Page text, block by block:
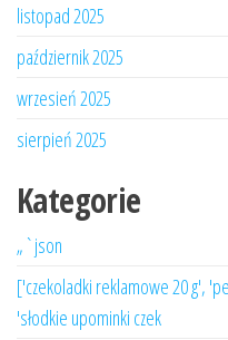
listopad 2025
październik 2025
wrzesień 2025
sierpień 2025
Kategorie
„`json
['czekoladki reklamowe 20 g',
'słodkie upominki czek